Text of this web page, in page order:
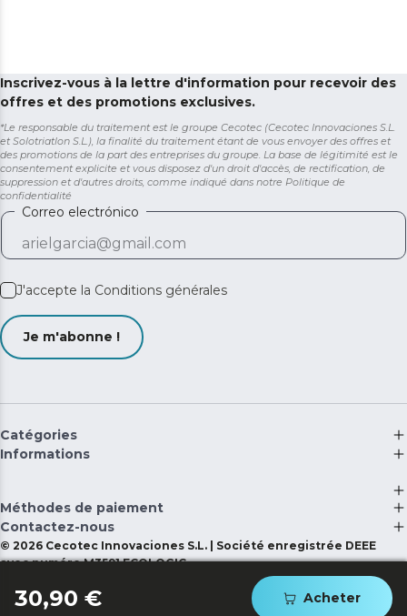
30,90 € Acheter
Inscrivez-vous à la lettre d'information pour recevoir des
offres et des promotions exclusives.
*Le responsable du traitement est le groupe Cecotec (Cecotec Innovaciones S.L.
et Solotriatlon S.L.), la finalité du traitement étant de vous envoyer des offres et
des promotions de la part des entreprises du groupe. La base de légitimité est le
consentement explicite et vous disposez d'un droit d'accès, de rectification, de
suppression et d'autres droits, comme indiqué dans notre Politique de
confidentialité
Correo electrónico
J'accepte la Conditions générales
Je m'abonne !
Catégories
Informations
Méthodes de paiement
Contactez-nous
© 2026 Cecotec Innovaciones S.L. | Société enregistrée DEEE
avec numéro M3591 ECOLOGIC